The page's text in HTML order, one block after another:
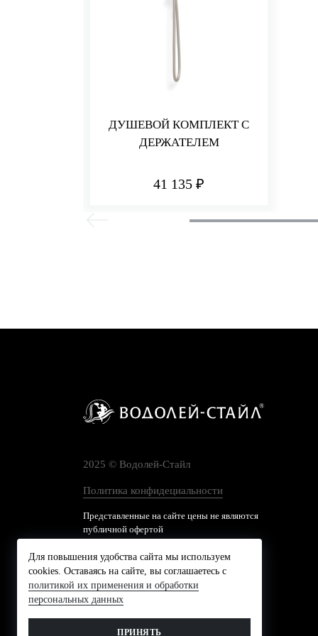
ДУШЕВОЙ КОМПЛЕКТ С
ДЕРЖАТЕЛЕМ
41 135 ₽
2025 © Водолей-Cтайл
Политика конфидециальности
Представленные на сайте цены не являются
публичной офертой
Для повышения удобства сайта мы используем
cookies. Оставаясь на сайте, вы соглашаетесь с
политикой их применения и обработки
персональных данных
ПРИНЯТЬ